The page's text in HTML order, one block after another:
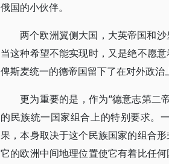
俄国的小伙伴。
两个欧洲翼侧大国，大英帝国和
当这种希望不能实现时，又是绝不愿
俾斯麦统一的德帝国留下了在对外政治
更为重要的是，作为“德意志第二
的民族统一国家组合上的特别要求。
果，本身取决于这个民族国家的组合
它的欧洲中间地理位置使它有着比任